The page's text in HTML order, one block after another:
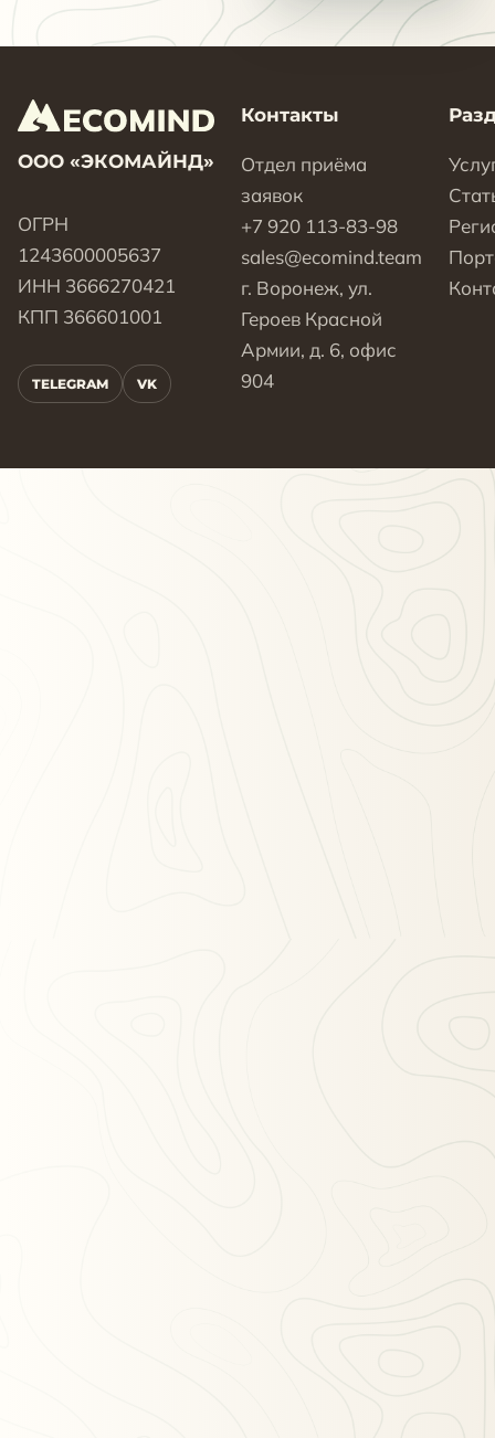
ООО «ЭКОМАЙНД»
ОГРН
1243600005637
ИНН 3666270421
КПП 366601001
TELEGRAM VK
Контакты
Отдел приёма
заявок
+7 920 113-83-98
sales@ecomind.team
г. Воронеж, ул.
Героев Красной
Армии, д. 6, офис
904